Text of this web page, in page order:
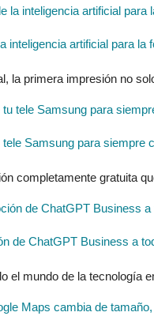
inteligencia artificial para
la primera impresión no
Samsung para siempre
completamente gratuita
de ChatGPT Business a
el mundo de la tecnología